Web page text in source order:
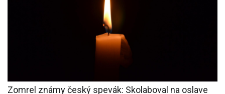
Zomrel známy český spevák: Skolaboval na oslave